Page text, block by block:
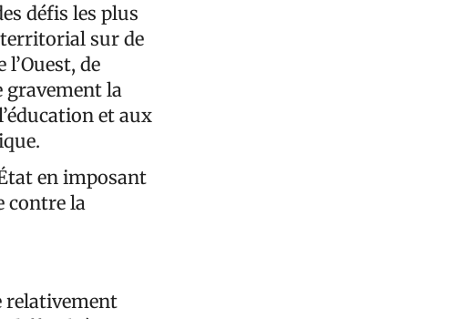
défis les plus
sur de
de
gravement la
et aux
en imposant
contre la
relativement